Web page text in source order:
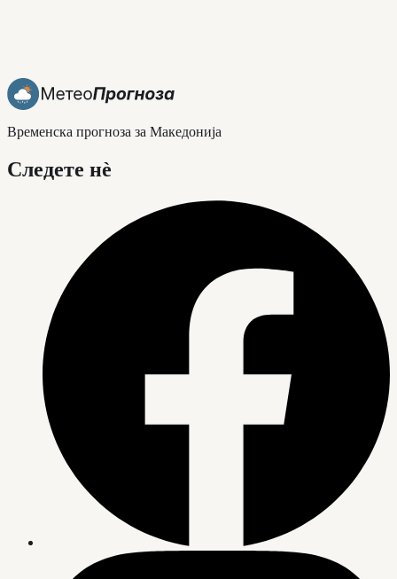
Временска прогноза за Македонија
Следете нè